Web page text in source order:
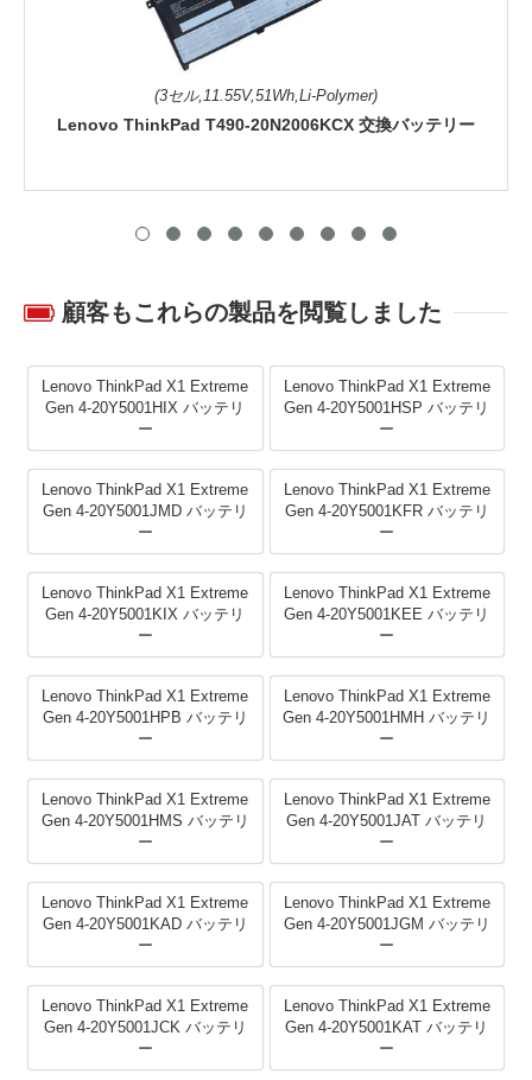
(3セル,11.55V,51Wh,Li-Polymer)
Lenovo ThinkPad T490-20N2006KCX 交換バッテリー
顧客もこれらの製品を閲覧しました
Lenovo ThinkPad X1 Extreme
Gen 4-20Y5001HIX バッテリ
ー
Lenovo ThinkPad X1 Extreme
Gen 4-20Y5001HSP バッテリ
ー
Lenovo ThinkPad X1 Extreme
Gen 4-20Y5001JMD バッテリ
ー
Lenovo ThinkPad X1 Extreme
Gen 4-20Y5001KFR バッテリ
ー
Lenovo ThinkPad X1 Extreme
Gen 4-20Y5001KIX バッテリ
ー
Lenovo ThinkPad X1 Extreme
Gen 4-20Y5001KEE バッテリ
ー
Lenovo ThinkPad X1 Extreme
Gen 4-20Y5001HPB バッテリ
ー
Lenovo ThinkPad X1 Extreme
Gen 4-20Y5001HMH バッテリ
ー
Lenovo ThinkPad X1 Extreme
Gen 4-20Y5001HMS バッテリ
ー
Lenovo ThinkPad X1 Extreme
Gen 4-20Y5001JAT バッテリ
ー
Lenovo ThinkPad X1 Extreme
Gen 4-20Y5001KAD バッテリ
ー
Lenovo ThinkPad X1 Extreme
Gen 4-20Y5001JGM バッテリ
ー
Lenovo ThinkPad X1 Extreme
Gen 4-20Y5001JCK バッテリ
ー
Lenovo ThinkPad X1 Extreme
Gen 4-20Y5001KAT バッテリ
ー